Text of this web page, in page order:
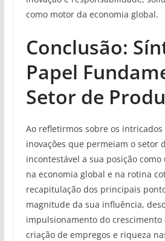
como motor da economia global.
Conclusão:
Papel
Setor de
Ao refletirmos sobre os intricados
inovações que permeiam o setor
incontestável a sua posição
na economia global e na rotina
recapitulação dos principais
magnitude da sua influência,
impulsionamento do crescimento
criação de empregos e riqueza